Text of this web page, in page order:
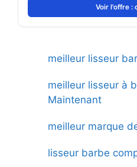
Voir l'offre :
meilleur lisseur
meilleur lisseur à
Maintenant
meilleur marque
lisseur barbe